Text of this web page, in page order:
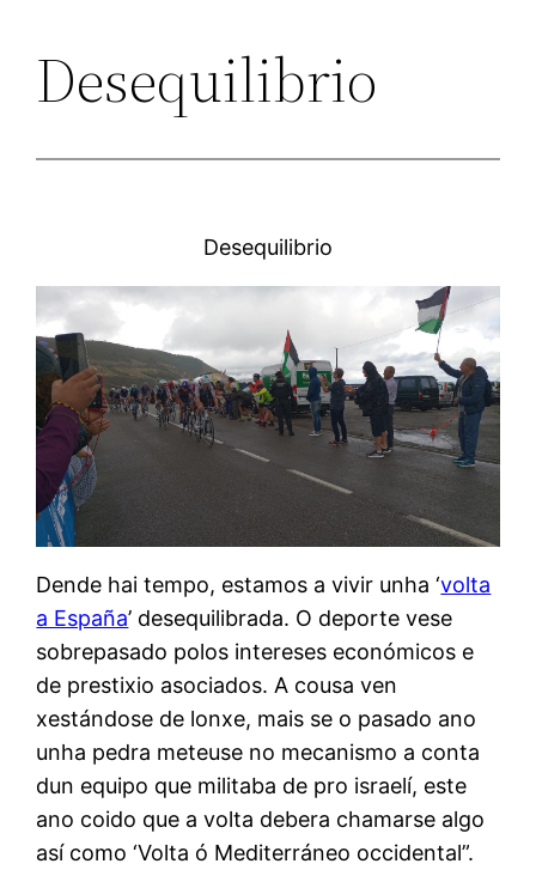
Desequilibrio
Desequilibrio
Dende hai tempo, estamos a vivir unha ‘volta
a España’ desequilibrada. O deporte vese
sobrepasado polos intereses económicos e
de prestixio asociados. A cousa ven
xestándose de lonxe, mais se o pasado ano
unha pedra meteuse no mecanismo a conta
dun equipo que militaba de pro israelí, este
ano coido que a volta debera chamarse algo
así como ‘Volta ó Mediterráneo occidental”.